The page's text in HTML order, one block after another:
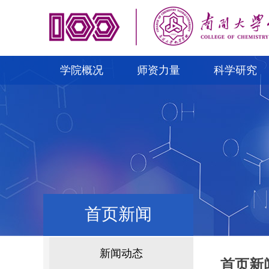
学院概况 师资力量 科学研究
首页新闻
新闻动态
首页新